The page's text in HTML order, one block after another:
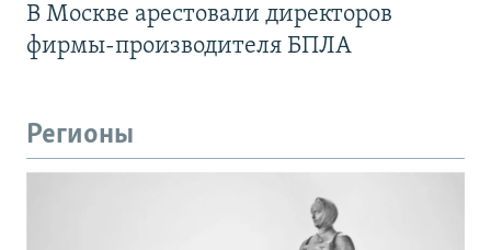
В Москве арестовали директоров
фирмы-производителя БПЛА
Регионы